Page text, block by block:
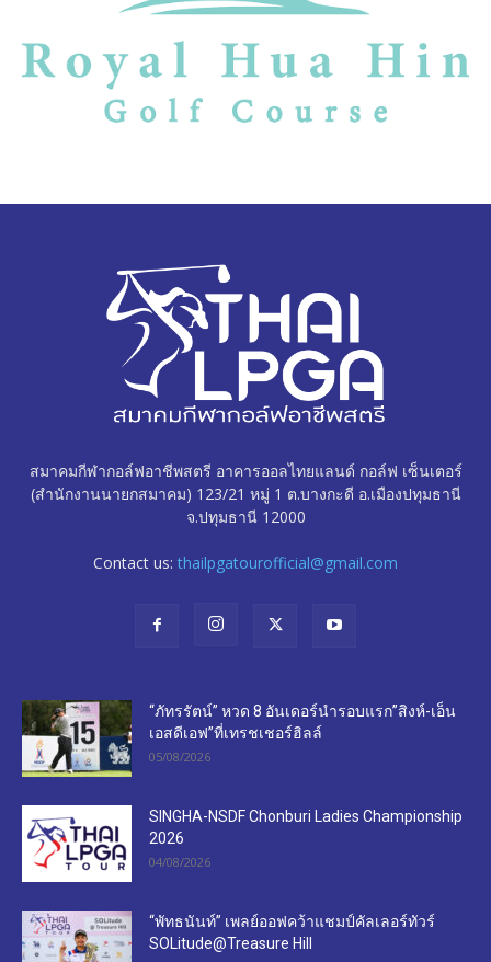
สมาคมกีฬากอล์ฟอาชีพสตรี อาคารออลไทยแลนด์ กอล์ฟ เซ็นเตอร์
(สำนักงานนายกสมาคม) 123/21 หมู่ 1 ต.บางกะดี อ.เมืองปทุมธานี
จ.ปทุมธานี 12000
Contact us: thailpgatourofficial@gmail.com
“ภัทรรัตน์” หวด 8 อันเดอร์นำรอบแรก”สิงห์-เอ็น
เอสดีเอฟ”ที่เทรชเชอร์ฮิลล์
05/08/2026
SINGHA-NSDF Chonburi Ladies Championship
2026
04/08/2026
“พัทธนันท์” เพลย์ออฟคว้าแชมป์คัลเลอร์ทัวร์
SOLitude@Treasure Hill